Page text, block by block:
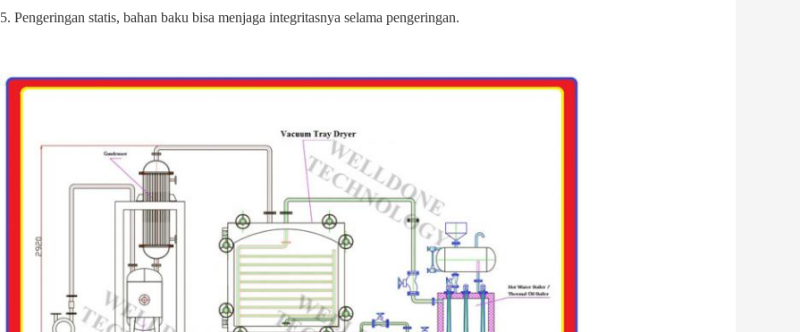
5. Pengeringan statis, bahan baku bisa menjaga integritasnya selama pengeringan.